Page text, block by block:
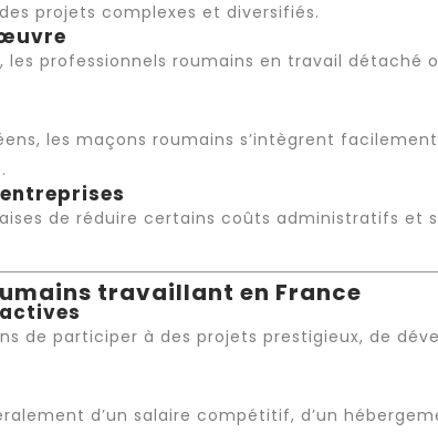
projets complexes et diversifiés.
professionnels roumains en travail détaché
les maçons roumains s’intègrent
de réduire certains coûts administratifs et
travaillant en France
de participer à des projets prestigieux, de
d’un salaire compétitif, d’un